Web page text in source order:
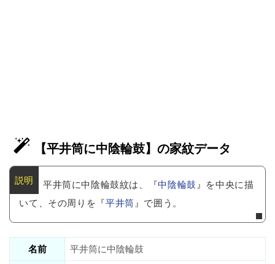
【平井筒に中陰輪鼓】の家紋データ
平井筒に中陰輪鼓紋は、『中陰輪鼓』を中央に描
いて、その周りを『平井筒』で囲う。
名前
平井筒に中陰輪鼓